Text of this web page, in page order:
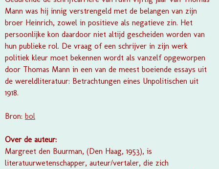
Mann was hij innig verstrengeld met de belangen van zijn
broer Heinrich, zowel in positieve als negatieve zin. Het
persoonlijke kon daardoor niet altijd gescheiden worden van
hun publieke rol. De vraag of een schrijver in zijn werk
politiek kleur moet bekennen wordt als vanzelf opgeworpen
door Thomas Mann in een van de meest boeiende essays uit
de wereldliteratuur: Betrachtungen eines Unpolitischen uit
1918.
Bron: bol
Over de auteur:
Margreet den Buurman, (Den Haag, 1953), is
literatuurwetenschapper, auteur/vertaler, die zich